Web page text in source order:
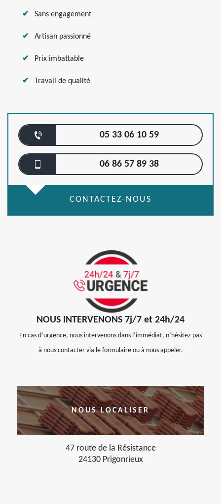
Sans engagement
Artisan passionné
Prix imbattable
Travail de qualité
05 33 06 10 59
06 86 57 89 38
CONTACTEZ-NOUS
NOUS INTERVENONS 7j/7 et 24h/24
En cas d’urgence, nous intervenons dans l’immédiat, n’hésitez pas
à nous contacter via le formulaire ou à nous appeler.
NOUS LOCALISER
47 route de la Résistance
24130 Prigonrieux